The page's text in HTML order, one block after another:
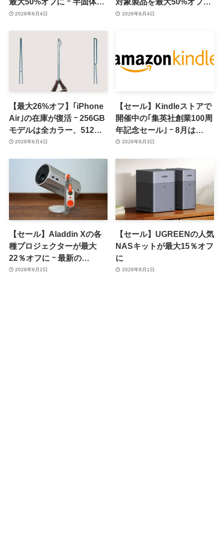
セル採用バッテリーやハン
対象
2026年8月4日
販売するセールを開催中
2026年8月4日
【最大26%オフ】｢iPhone
Air｣の在庫が復活 ｰ 256GB
モデルは全カラー、512GB
モデルはホワイト以外が在
2026年8月4日
【セール】Kindleストアで
開催中の｢集英社創業100周
年記念セール｣ ｰ 8月は
｢GANTZ｣全巻が100円均一
2026年8月3日
【セール】Aladdin Xの各
種プロジェクターが最大
22％オフに ｰ 最新の
｢Aladdin X3｣や｢Aladdin
2026年8月2日
【セール】UGREENの人気
NASキットが最大15％オフ
に
2026年8月1日